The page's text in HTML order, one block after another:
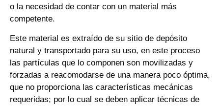
o la necesidad de contar con un material más
competente.
Este material es extraído de su sitio de depósito
natural y transportado para su uso, en este proceso
las partículas que lo componen son movilizadas y
forzadas a reacomodarse de una manera poco óptima,
que no proporciona las características mecánicas
requeridas; por lo cual se deben aplicar técnicas de